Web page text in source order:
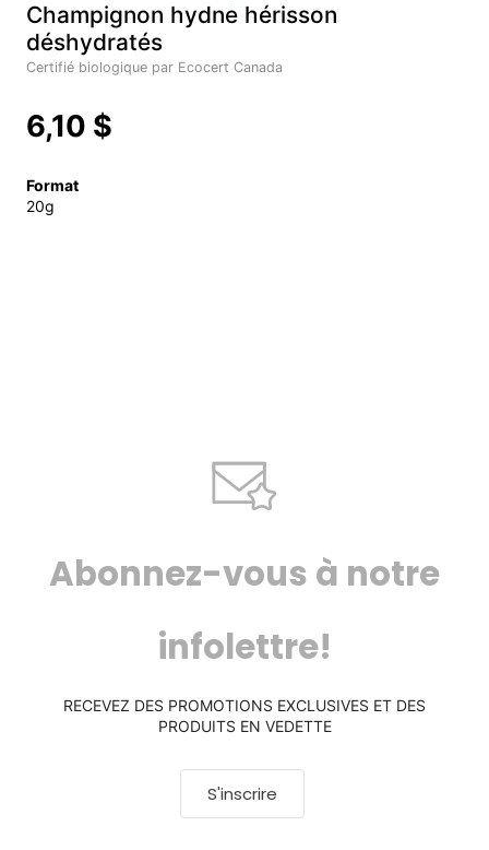
Champignon hydne hérisson
déshydratés
Certifié biologique par Ecocert Canada
6,10 $
Format
20g
Abonnez-vous à notre
infolettre!
RECEVEZ DES PROMOTIONS EXCLUSIVES ET DES
PRODUITS EN VEDETTE
S'inscrire